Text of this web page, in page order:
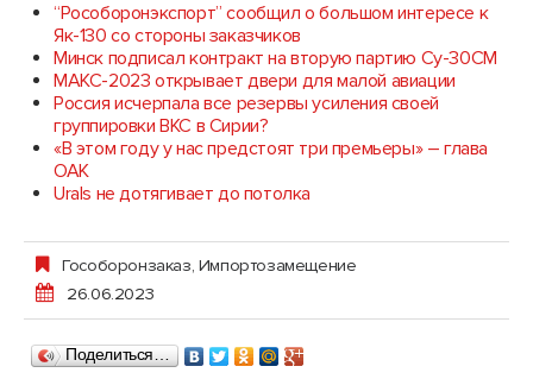
“Рособоронэкспорт” сообщил о большом интересе к
Як-130 со стороны заказчиков
Минск подписал контракт на вторую партию Су-30СМ
МАКС-2023 открывает двери для малой авиации
Россия исчерпала все резервы усиления своей
группировки ВКС в Сирии?
«В этом году у нас предстоят три премьеры» – глава
ОАК
Urals не дотягивает до потолка
Гособоронзаказ, Импортозамещение
26.06.2023
Поделиться…